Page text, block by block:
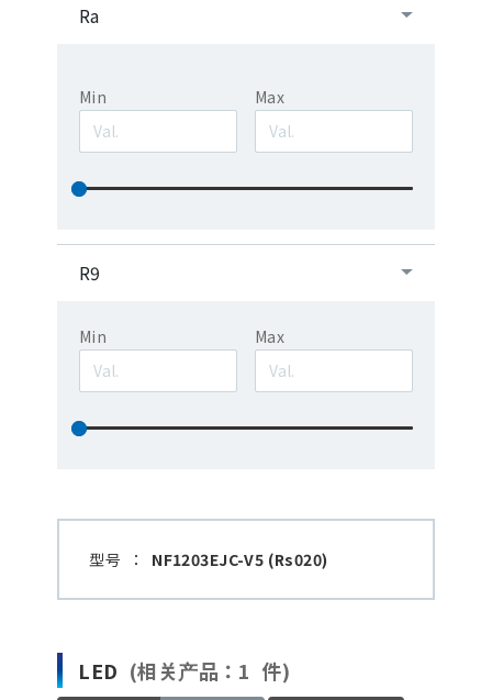
Ra
Min Max
R9
Min Max
型号 ： NF1203EJC-V5 (Rs020)
LED (相关产品：1 件)